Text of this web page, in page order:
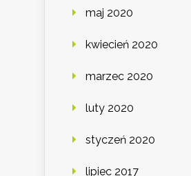
maj 2020
kwiecień 2020
marzec 2020
luty 2020
styczeń 2020
lipiec 2017